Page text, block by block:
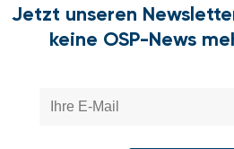
Jetzt unseren
keine OSP-News